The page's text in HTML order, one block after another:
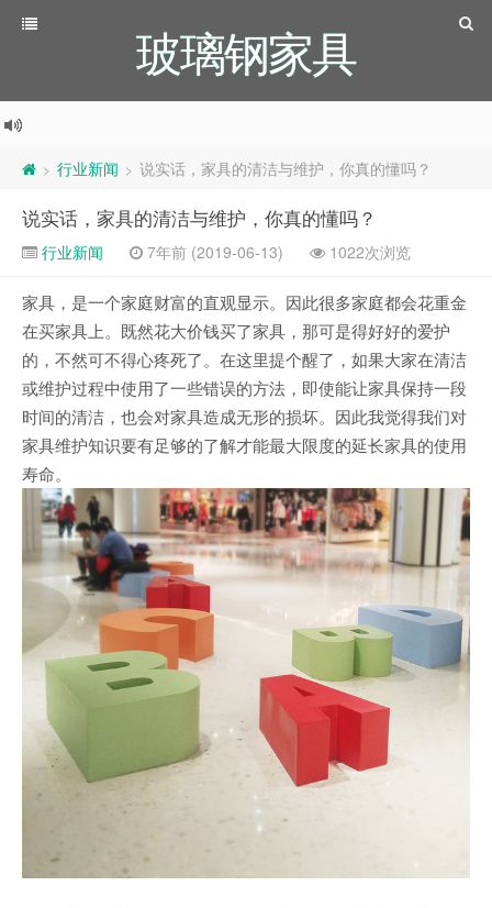
玻璃钢家具
> 行业新闻 > 说实话，家具的清洁与维护，你真的懂吗？
说实话，家具的清洁与维护，你真的懂吗？
行业新闻 7年前 (2019-06-13) 1022次浏览
家具，是一个家庭财富的直观显示。因此很多家庭都会花重金
在买家具上。既然花大价钱买了家具，那可是得好好的爱护
的，不然可不得心疼死了。在这里提个醒了，如果大家在清洁
或维护过程中使用了一些错误的方法，即使能让家具保持一段
时间的清洁，也会对家具造成无形的损坏。因此我觉得我们对
家具维护知识要有足够的了解才能最大限度的延长家具的使用
寿命。